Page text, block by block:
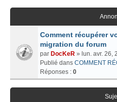
Comment récupérer
migration du forum
par DocKeR » lun. avr. 26,
Publié dans COMMENT
Réponses : 0